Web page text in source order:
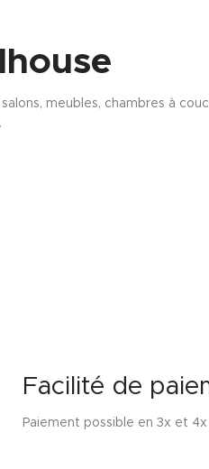
meubles, chambres à
Facilité de
Paiement possible en 3x et 4x